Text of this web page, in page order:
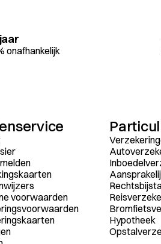
onafhankelijk
voorwaarden
Hypotheek